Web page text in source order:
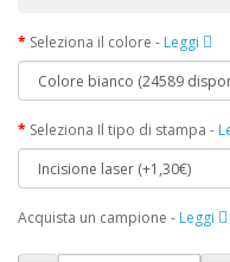
Seleziona il colore - Leggi
Seleziona Il tipo di stampa -
Acquista un campione - Leggi